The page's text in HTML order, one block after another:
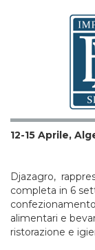
12-15 Aprile,
Djazagro,
completa in 6
alimentari e
ristorazione e